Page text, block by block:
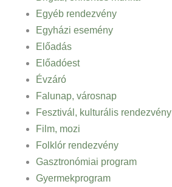
Egyéb rendezvény
Egyházi esemény
Előadás
Előadóest
Évzáró
Falunap, városnap
Fesztivál, kulturális rendezvény
Film, mozi
Folklór rendezvény
Gasztronómiai program
Gyermekprogram